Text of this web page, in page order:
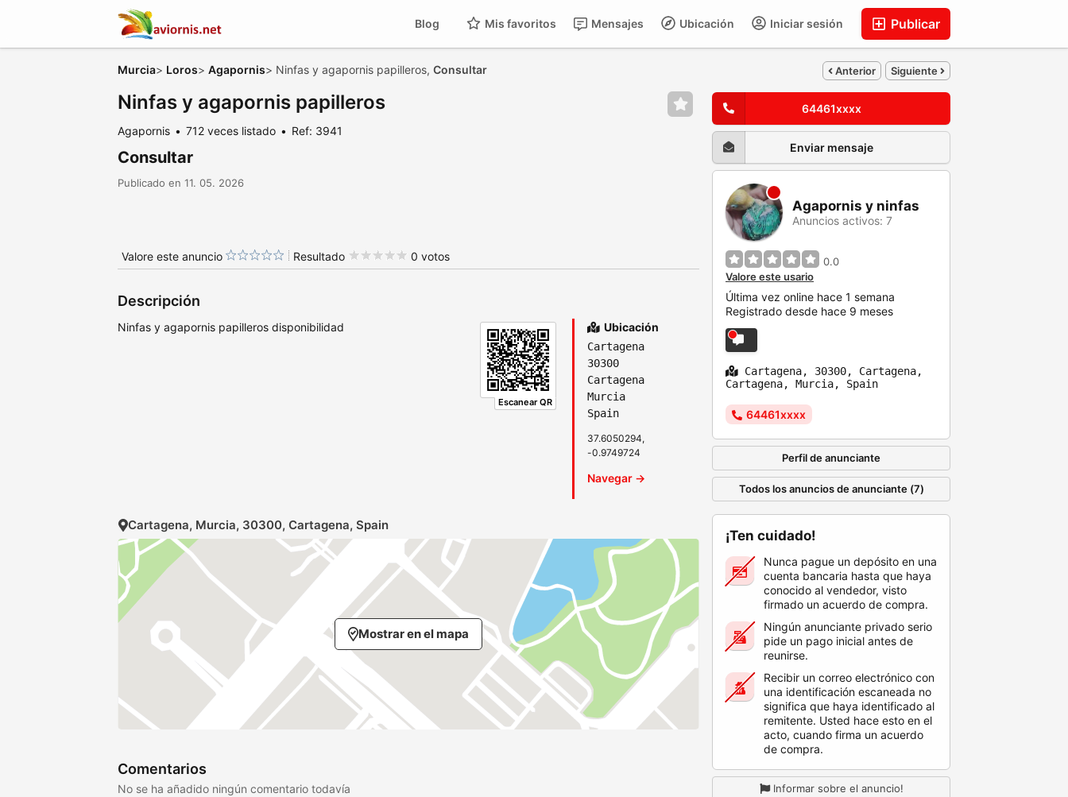
Publicar
Iniciar sesión
Ubicación
Mensajes
Mis favoritos
Blog
Murcia> Loros> Agapornis> Ninfas y agapornis papilleros, Consultar Anterior Siguiente
Ninfas y agapornis papilleros
Agapornis 712 veces listado Ref: 3941
Consultar
Publicado en 11. 05. 2026
Valore este anuncio Resultado 0 votos
Descripción
Escanear QR
Ninfas y agapornis papilleros disponibilidad Ubicación
Cartagena
30300
Cartagena
Murcia
Spain
37.6050294,
-0.9749724
Navegar →
Cartagena, Murcia, 30300, Cartagena, Spain
Mostrar en el mapa
Comentarios
No se ha añadido ningún comentario todavía
64461xxxx
Enviar mensaje
Agapornis y ninfas
Anuncios activos: 7
0.0
Valore este usario
Última vez online hace 1 semana
Registrado desde hace 9 meses
Cartagena, 30300, Cartagena,
Cartagena, Murcia, Spain
64461xxxx
Perfil de anunciante
Todos los anuncios de anunciante (7)
¡Ten cuidado!
Nunca pague un depósito en una
cuenta bancaria hasta que haya
conocido al vendedor, visto
firmado un acuerdo de compra.
Ningún anunciante privado serio
pide un pago inicial antes de
reunirse.
Recibir un correo electrónico con
una identificación escaneada no
significa que haya identificado al
remitente. Usted hace esto en el
acto, cuando firma un acuerdo
de compra.
Informar sobre el anuncio!